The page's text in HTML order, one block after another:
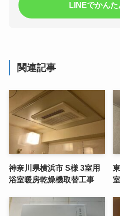
LINEでかんた
関連記事
神奈川県横浜市 S様 3室用
浴室暖房乾燥機取替工事